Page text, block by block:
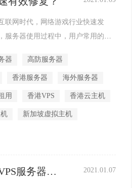
联网时代，网络游戏行业快速发
服务器使用过程中，用户常用的操
器 高防服务器
香港服务器 海外服务器
用 香港VPS 香港云主机
新加坡虚拟主机
服务器的
2021.01.07